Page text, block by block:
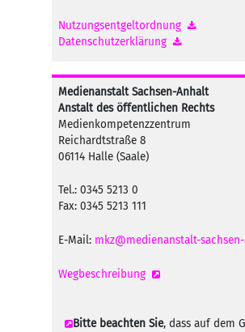
Nutzungsentgeltordnung
Datenschutzerklärung
Medienanstalt Sachsen-Anhalt
Anstalt des öffentlichen Rechts
Medienkompetenzzentrum
Reichardtstraße 8
06114 Halle (Saale)
Tel.: 0345 5213 0
Fax: 0345 5213 111
E-Mail: mkz@medienanstalt-
Wegbeschreibung
Bitte beachten Sie, dass auf dem